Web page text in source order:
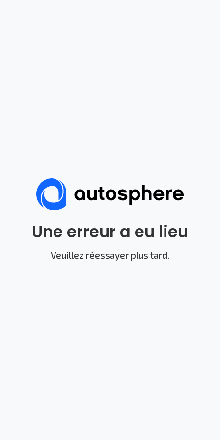
Une erreur a eu lieu
Veuillez réessayer plus tard.